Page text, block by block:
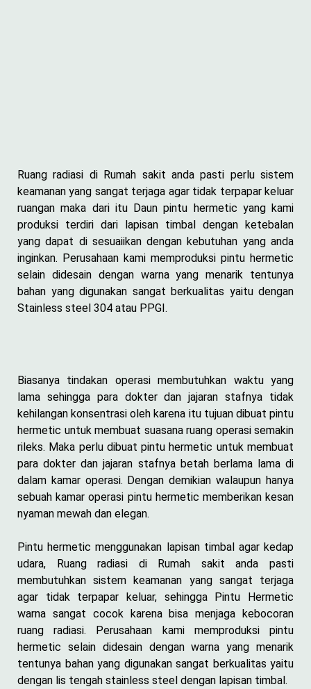
Ruang radiasi di Rumah sakit anda pasti perlu sistem
keamanan yang sangat terjaga agar tidak terpapar keluar
ruangan maka dari itu Daun pintu hermetic yang kami
produksi terdiri dari lapisan timbal dengan ketebalan
yang dapat di sesuaiikan dengan kebutuhan yang anda
inginkan. Perusahaan kami memproduksi pintu hermetic
selain didesain dengan warna yang menarik tentunya
bahan yang digunakan sangat berkualitas yaitu dengan
Stainless steel 304 atau PPGI.
Biasanya tindakan operasi membutuhkan waktu yang
lama sehingga para dokter dan jajaran stafnya tidak
kehilangan konsentrasi oleh karena itu tujuan dibuat pintu
hermetic untuk membuat suasana ruang operasi semakin
rileks. Maka perlu dibuat pintu hermetic untuk membuat
para dokter dan jajaran stafnya betah berlama lama di
dalam kamar operasi. Dengan demikian walaupun hanya
sebuah kamar operasi pintu hermetic memberikan kesan
nyaman mewah dan elegan.
Pintu hermetic menggunakan lapisan timbal agar kedap
udara, Ruang radiasi di Rumah sakit anda pasti
membutuhkan sistem keamanan yang sangat terjaga
agar tidak terpapar keluar, sehingga Pintu Hermetic
warna sangat cocok karena bisa menjaga kebocoran
ruang radiasi. Perusahaan kami memproduksi pintu
hermetic selain didesain dengan warna yang menarik
tentunya bahan yang digunakan sangat berkualitas yaitu
dengan lis tengah stainless steel dengan lapisan timbal.